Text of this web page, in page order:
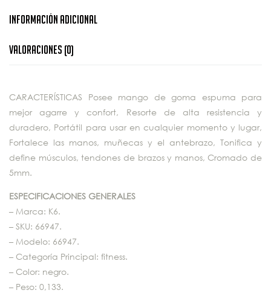
Información Adicional
Valoraciones (0)
CARACTERÍSTICAS Posee mango de goma espuma para
mejor agarre y confort, Resorte de alta resistencia y
duradero, Portátil para usar en cualquier momento y lugar,
Fortalece las manos, muñecas y el antebrazo, Tonifica y
define músculos, tendones de brazos y manos, Cromado de
5mm.
ESPECIFICACIONES GENERALES
– Marca: K6.
– SKU: 66947.
– Modelo: 66947.
– Categoría Principal: fitness.
– Color: negro.
– Peso: 0,133.